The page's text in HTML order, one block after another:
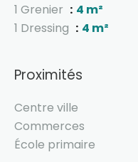
1 Grenier
4 m²
1 Dressing
4 m²
Proximités
Centre ville
Commerces
École primaire